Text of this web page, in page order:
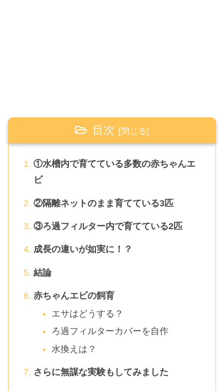
目次
①水槽内で育てている多数の赤ちゃんエ
ビ
②隔離ネットのまま育てている3匹
③ろ過フィルター内で育てている2匹
成長の違いが如実に！？
結論
赤ちゃんエビの飼育
エサはどうする？
ろ過フィルターカバーを自作
水換えは？
さらに無謀な実験もしてみました